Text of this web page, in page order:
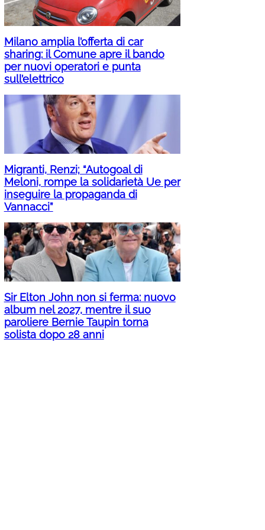
Milano amplia l’offerta di car
sharing: il Comune apre il bando
per nuovi operatori e punta
sull’elettrico
Migranti, Renzi; “Autogoal di
Meloni, rompe la solidarietà Ue per
inseguire la propaganda di
Vannacci”
Sir Elton John non si ferma: nuovo
album nel 2027, mentre il suo
paroliere Bernie Taupin torna
solista dopo 28 anni